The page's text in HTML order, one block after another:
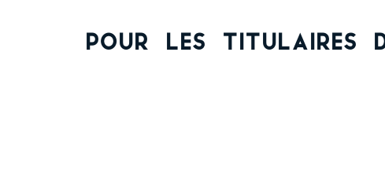
Pour les titulaires